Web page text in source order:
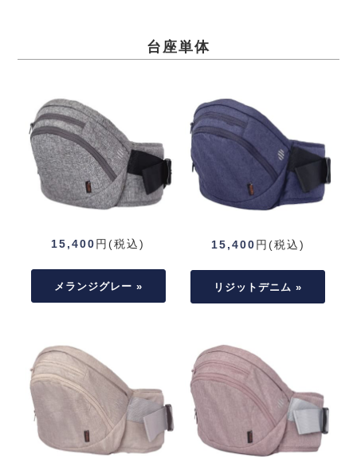
台座単体
15,400円(税込)
メランジグレー »
15,400円(税込)
リジットデニム »